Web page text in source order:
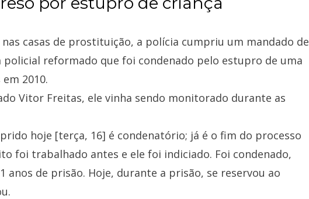
casas de prostituição, a polícia cumpriu um mandado de
reformado que foi condenado pelo estupro de uma
2010.
Vitor Freitas, ele vinha sendo monitorado durante as
hoje [terça, 16] é condenatório; já é o fim do processo
foi trabalhado antes e ele foi indiciado. Foi condenado,
anos de prisão. Hoje, durante a prisão, se reservou ao